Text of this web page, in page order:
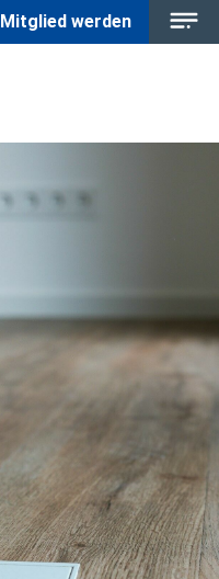
Mitglied werden